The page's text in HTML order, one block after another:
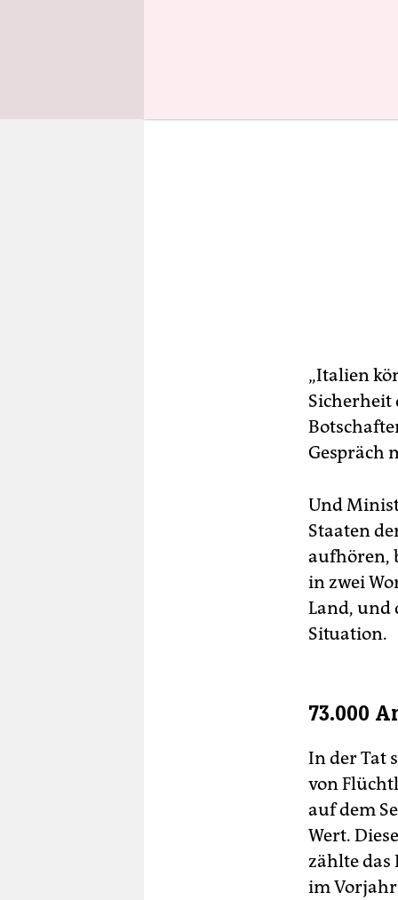
„Italien
Sicherheit
Gespräch
Und
Staaten
aufhören,
in zwei
Land, und
Situation.
73.000
In der Tat
von
auf dem
Wert.
zählte
im